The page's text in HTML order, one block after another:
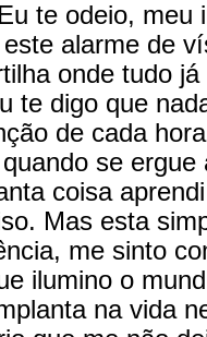
te odeio, meu
alarme de
onde tudo
te digo que
de cada
se
coisa
Mas esta
me sinto
ilumino o
na vida